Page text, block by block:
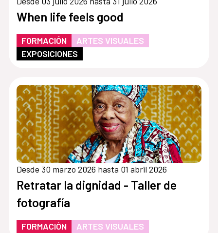
When life feels good
FORMACIÓN
ARTES VISUALES
EXPOSICIONES
Desde 30 marzo 2026 hasta 01 abril 2026
Retratar la dignidad - Taller de
fotografía
FORMACIÓN ARTES VISUALES